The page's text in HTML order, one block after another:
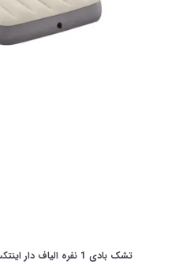
تشک بادی 1 نفره الیاف دار اینتکس مدل 64101